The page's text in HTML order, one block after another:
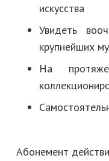
искусства
Увидеть
крупнейших
На
Абонемент